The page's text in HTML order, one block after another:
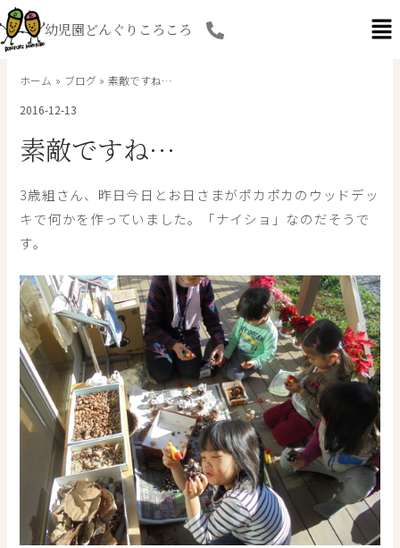
内
容
を
幼児園どんぐりころころ
ホーム ブログ
素敵ですね…
2016-12-13
素敵ですね…
3歳組さん、昨日今日とお日さまがポカポカのウッドデッ
キで何かを作っていました。「ナイショ」なのだそうで
す。